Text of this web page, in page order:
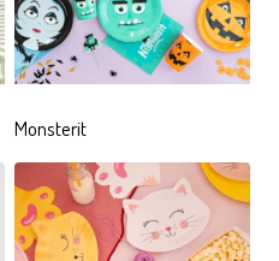
valikoimissamme
löytyy iloiset ja värikkäät
ilmapallot, pinjatat sekä
välillä olla vähän
Monsterit